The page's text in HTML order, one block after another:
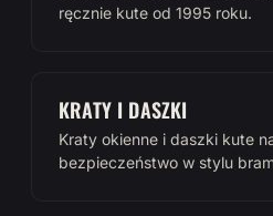
ręcznie kute od 1995 roku.
KRATY I DASZKI
Kraty okienne i daszki kute
bezpieczeństwo w stylu